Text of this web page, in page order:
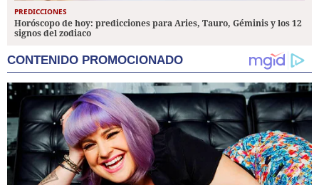
PREDICCIONES
Horóscopo de hoy: predicciones para Aries, Tauro, Géminis y los 12
signos del zodiaco
CONTENIDO PROMOCIONADO